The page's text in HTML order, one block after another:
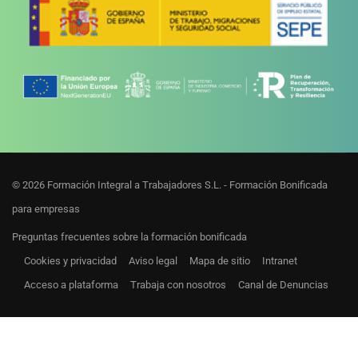
© 2026 Formación Integral a Trabajadores S.L. - Formación Bonificada
para empresas
Preguntas frecuentes sobre la formación bonificada
Cookies y privacidad
Aviso legal Mapa de sitio
Intranet
Acceso a plataforma
Trabaja con nosotros Canal de Denuncias